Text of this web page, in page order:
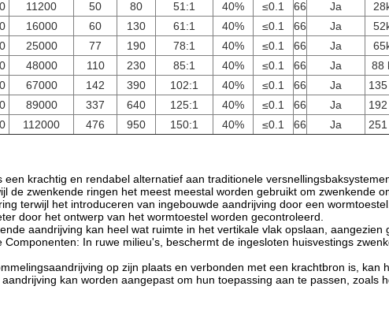
11200 50 80 51:1 40% ≤0.1 66 Ja
16000 60 130 61:1 40% ≤0.1 66 Ja
25000 77 190 78:1 40% ≤0.1 66 Ja
48000 110 230 85:1 40% ≤0.1 66 Ja
88
67000 142 390 102:1 40% ≤0.1 66 Ja
89000 337 640 125:1 40% ≤0.1 66 Ja
112000 476 950 150:1 40% ≤0.1 66 Ja
een krachtig en rendabel alternatief aan traditionele
de zwenkende ringen het meest meestal worden gebruikt om
terwijl het introduceren van ingebouwde aandrijving door een
door het ontwerp van het wormtoestel worden gecontroleerd.
aandrijving kan heel wat ruimte in het vertikale vlak opslaan,
Componenten: In ruwe milieu's, beschermt de ingesloten huisvestings
op zijn plaats en verbonden met een krachtbron is,
kan worden aangepast om hun toepassing aan te passen,